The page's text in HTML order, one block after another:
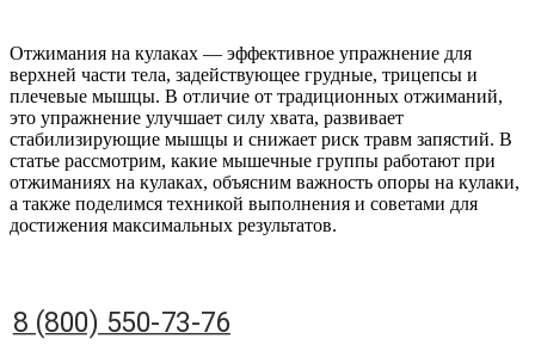
Отжимания на кулаках — эффективное упражнение для
верхней части тела, задействующее грудные, трицепсы и
плечевые мышцы. В отличие от традиционных отжиманий,
это упражнение улучшает силу хвата, развивает
стабилизирующие мышцы и снижает риск травм запястий. В
статье рассмотрим, какие мышечные группы работают при
отжиманиях на кулаках, объясним важность опоры на кулаки,
а также поделимся техникой выполнения и советами для
достижения максимальных результатов.